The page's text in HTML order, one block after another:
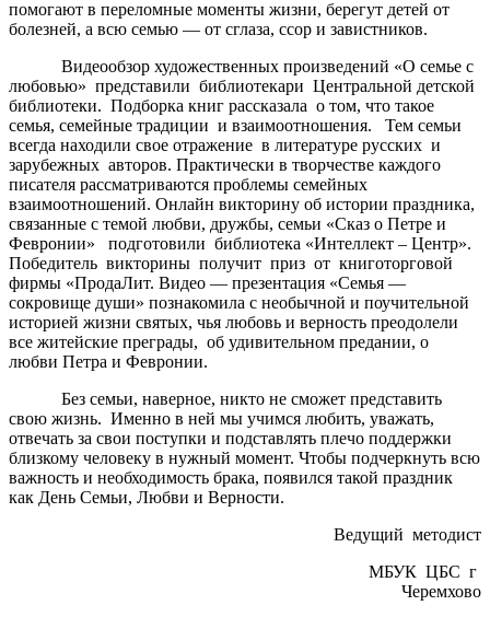
помогают в переломные моменты жизни, берегут детей от
болезней, а всю семью — от сглаза, ссор и завистников.
Видеообзор художественных произведений «О семье с
любовью» представили библиотекари Центральной детской
библиотеки. Подборка книг рассказала о том, что такое
семья, семейные традиции и взаимоотношения. Тем семьи
всегда находили свое отражение в литературе русских и
зарубежных авторов. Практически в творчестве каждого
писателя рассматриваются проблемы семейных
взаимоотношений. Онлайн викторину об истории праздника,
связанные с темой любви, дружбы, семьи «Сказ о Петре и
Февронии» подготовили библиотека «Интеллект – Центр».
Победитель викторины получит приз от книготорговой
фирмы «ПродаЛит. Видео — презентация «Семья —
сокровище души» познакомила с необычной и поучительной
историей жизни святых, чья любовь и верность преодолели
все житейские преграды, об удивительном предании, о
любви Петра и Февронии.
Без семьи, наверное, никто не сможет представить
свою жизнь. Именно в ней мы учимся любить, уважать,
отвечать за свои поступки и подставлять плечо поддержки
близкому человеку в нужный момент. Чтобы подчеркнуть всю
важность и необходимость брака, появился такой праздник
как День Семьи, Любви и Верности.
Ведущий методист
МБУК ЦБС г
Черемхово